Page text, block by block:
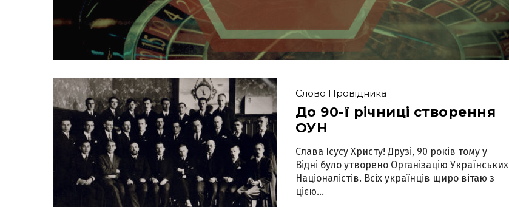
Слово Провідника
До 90-ї річниці створення
ОУН
Слава Ісусу Христу! Друзі, 90 років тому у
Відні було утворено Організацію Українських
Націоналістів. Всіх українців щиро вітаю з
цією...